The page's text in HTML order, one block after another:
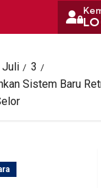
Juli
3
Sistem Baru